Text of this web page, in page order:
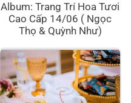
Album: Trang Trí Hoa Tươi
Cao Cấp 14/06 ( Ngọc
Thọ & Quỳnh Như)